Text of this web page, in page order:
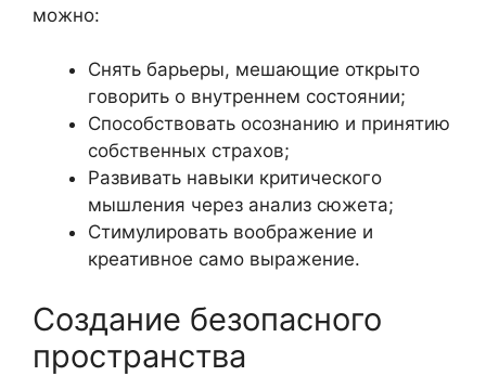
можно:
Снять барьеры, мешающие открыто
говорить о внутреннем состоянии;
Способствовать осознанию и принятию
собственных страхов;
Развивать навыки критического
мышления через анализ сюжета;
Стимулировать воображение и
креативное само выражение.
Создание безопасного
пространства